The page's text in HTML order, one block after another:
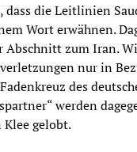
dass die Leitlinien
Wort erwähnen.
Abschnitt zum Iran.
nur in
des
werden
Klee gelobt.